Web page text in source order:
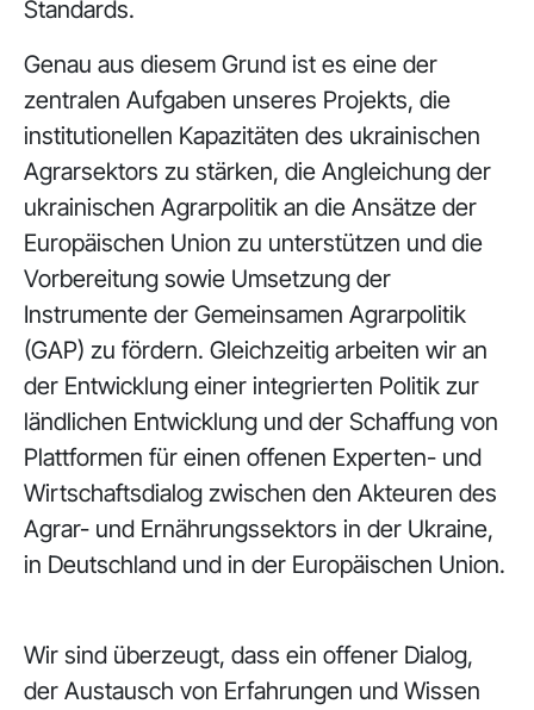
Standards.
Genau aus diesem Grund ist es eine der
zentralen Aufgaben unseres Projekts, die
institutionellen Kapazitäten des ukrainischen
Agrarsektors zu stärken, die Angleichung der
ukrainischen Agrarpolitik an die Ansätze der
Europäischen Union zu unterstützen und die
Vorbereitung sowie Umsetzung der
Instrumente der Gemeinsamen Agrarpolitik
(GAP) zu fördern. Gleichzeitig arbeiten wir an
der Entwicklung einer integrierten Politik zur
ländlichen Entwicklung und der Schaffung von
Plattformen für einen offenen Experten- und
Wirtschaftsdialog zwischen den Akteuren des
Agrar- und Ernährungssektors in der Ukraine,
in Deutschland und in der Europäischen Union.
Wir sind überzeugt, dass ein offener Dialog,
der Austausch von Erfahrungen und Wissen